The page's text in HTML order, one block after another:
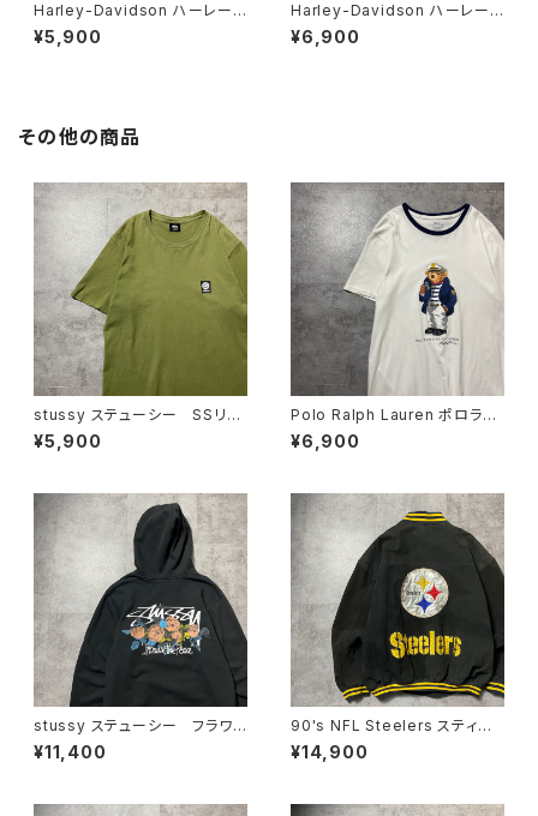
Harley-Davidson ハーレーダ
ビッドソン NO.1 両面プリン
ト コピーライト2022 ホワイ
¥5,900
Harley-Davidson ハーレーダ
ビッドソン ヘラジカ プリン
ト コピーライト2016 ブラッ
¥6,900
その他の商品
stussy ステューシー SSリン
ク ワンポイント ロゴプリン
ト カーキグリーン Tシャツ
¥5,900
Polo Ralph Lauren ポロラル
フローレン ポロベア ロゴプ
リント ホワイト 白 リンガー
¥6,900
stussy ステューシー フラワ
ーグラフィック バックプリン
ト ブラック 黒 スウェット
¥11,400
90's NFL Steelers スティー
ラーズ バックロゴ ラインリ
ブ スタジャン レザージャケッ
¥14,900